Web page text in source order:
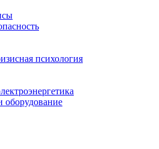
психология
оборудование